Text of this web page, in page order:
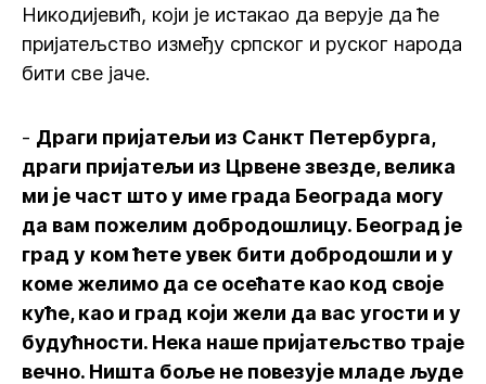
Никодијевић, који је истакао да верује да ће
пријатељство између српског и руског народа
бити све јаче.
- Драги пријатељи из Санкт Петербурга,
драги пријатељи из Црвене звезде, велика
ми је част што у име града Београда могу
да вам пожелим добродошлицу. Београд је
град у ком ћете увек бити добродошли и у
коме желимо да се осећате као код своје
куће, као и град који жели да вас угости и у
будућности. Нека наше пријатељство траје
вечно. Ништа боље не повезује младе људе